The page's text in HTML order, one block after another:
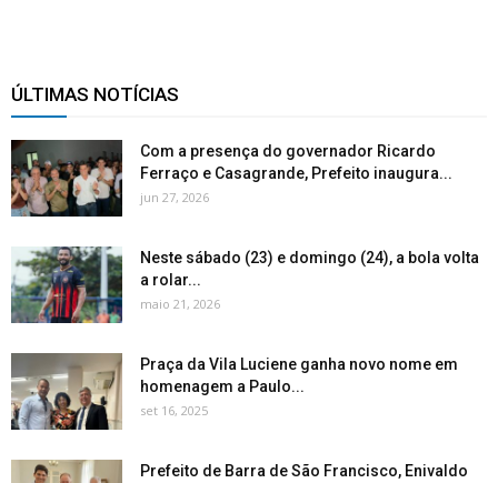
ÚLTIMAS NOTÍCIAS
Com a presença do governador Ricardo
Ferraço e Casagrande, Prefeito inaugura...
jun 27, 2026
Neste sábado (23) e domingo (24), a bola volta
a rolar...
maio 21, 2026
Praça da Vila Luciene ganha novo nome em
homenagem a Paulo...
set 16, 2025
Prefeito de Barra de São Francisco, Enivaldo